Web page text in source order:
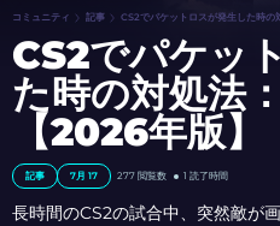
コミュニティ 記事 CS2でパケットロスが発生した時の
CS2でパケッ
た時の対処法
【2026年版】
記事 7月 17 277 閲覧数 1 読了時間
長時間のCS2の試合中、突然敵が